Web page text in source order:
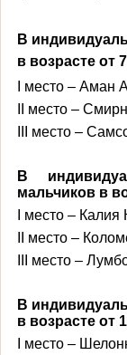
В
в возрасте от
I место – Аман
II место–
III место–
В
мальчиков в
I место– Калия
II место–
III место–
В
в возрасте от
I место–